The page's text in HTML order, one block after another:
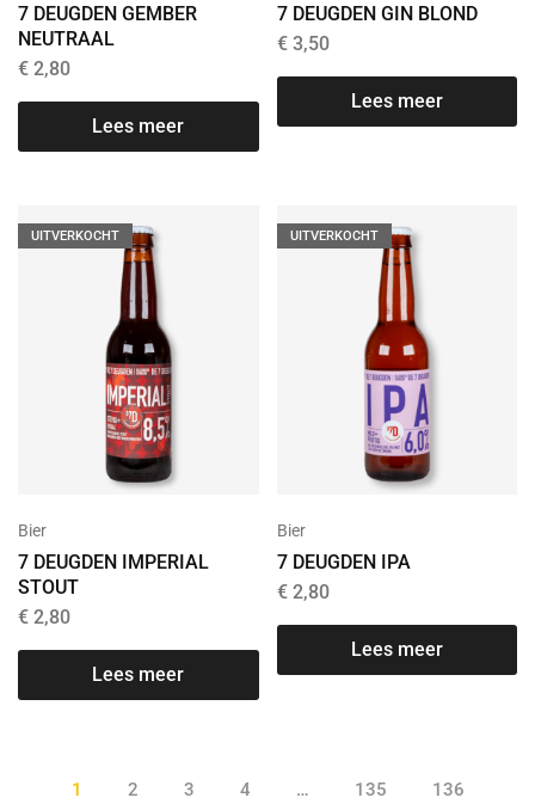
7 DEUGDEN GEMBER
NEUTRAAL
€ 2,80
Lees meer
7 DEUGDEN GIN BLOND
€3,50
Lees meer
UITVERKOCHT
Bier
7 DEUGDEN IMPERIAL
STOUT
€ 2,80
Lees meer
UITVERKOCHT
Bier
7 DEUGDEN IPA
€2,80
Lees meer
1 2 3 4 … 135
136